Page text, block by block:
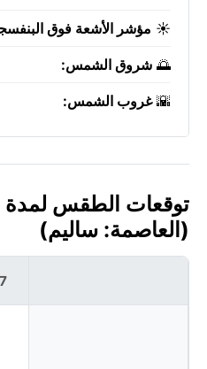
☀️ مؤشر الأشعة فوق
🌅 شروق الشمس:
🌇غروب الشمس:
(العاصمة: ساليم)